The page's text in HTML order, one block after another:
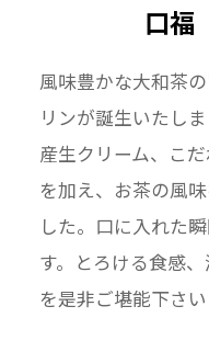
口福
風味豊かな大和茶
リンが誕生いたし
産生クリーム、こ
を加え、お茶の風
した。口に入れた
す。とろける食感
を是非ご堪能下さい